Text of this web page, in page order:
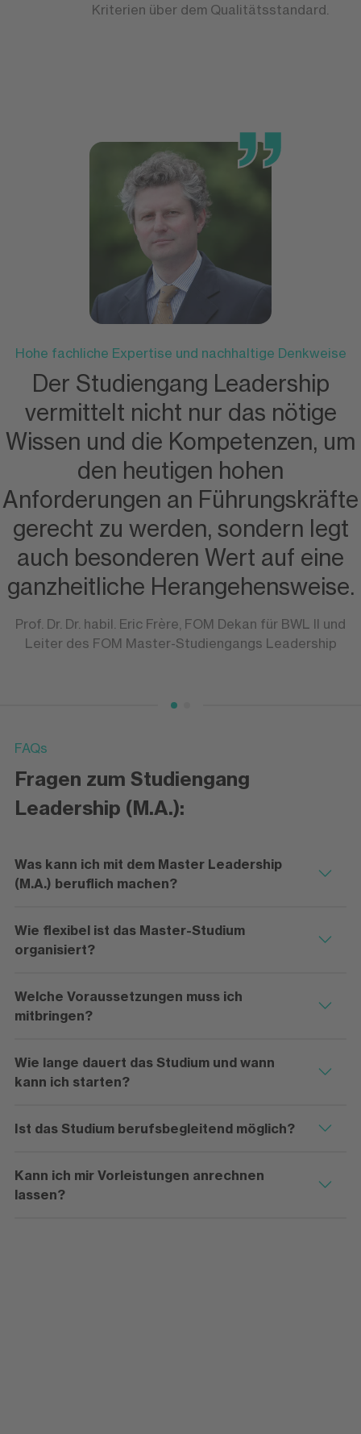
Kriterien über dem Qualitätsstandard.
Hohe fachliche Expertise und nachhaltige Denkweise
Der Studiengang Leadership
vermittelt nicht nur das nötige
Wissen und die Kompetenzen, um
den heutigen hohen
Anforderungen an Führungskräfte
gerecht zu werden, sondern legt
auch besonderen Wert auf eine
ganzheitliche Herangehensweise.
Prof. Dr. Dr. habil. Eric Frère, FOM Dekan für BWL II und
Leiter des FOM Master-Studiengangs Leadership
FAQs
Fragen zum Studiengang
Leadership (M.A.):
Was kann ich mit dem Master Leadership
(M.A.) beruflich machen?
Wie flexibel ist das Master-Studium
organisiert?
Welche Voraussetzungen muss ich
mitbringen?
Wie lange dauert das Studium und wann
kann ich starten?
Ist das Studium berufsbegleitend möglich?
Kann ich mir Vorleistungen anrechnen
lassen?